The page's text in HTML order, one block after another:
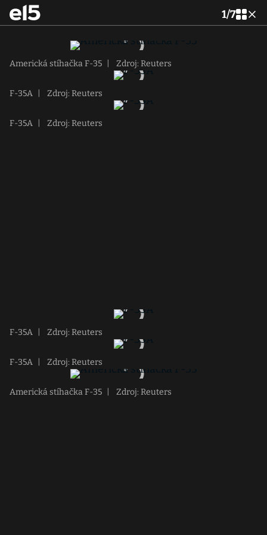
1/7
Americká stíhačka F-35 Zdroj: Reuters
F-35A Zdroj: Reuters
F-35A Zdroj: Reuters
F-35A Zdroj: Reuters
F-35A Zdroj: Reuters
Americká stíhačka F-35 Zdroj: Reuters